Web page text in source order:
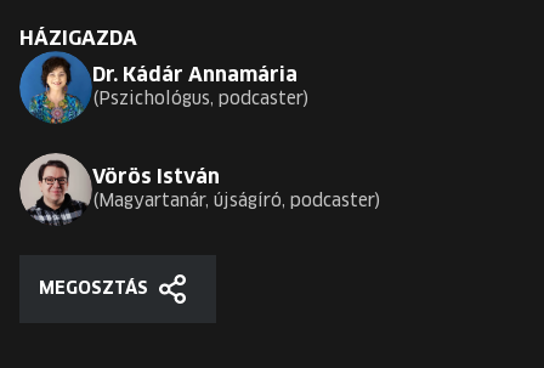
HÁZIGAZDA
Dr. Kádár Annamária
Pszichológus, podcaster
Vörös István
Magyartanár, újságíró, podcaster
MEGOSZTÁS